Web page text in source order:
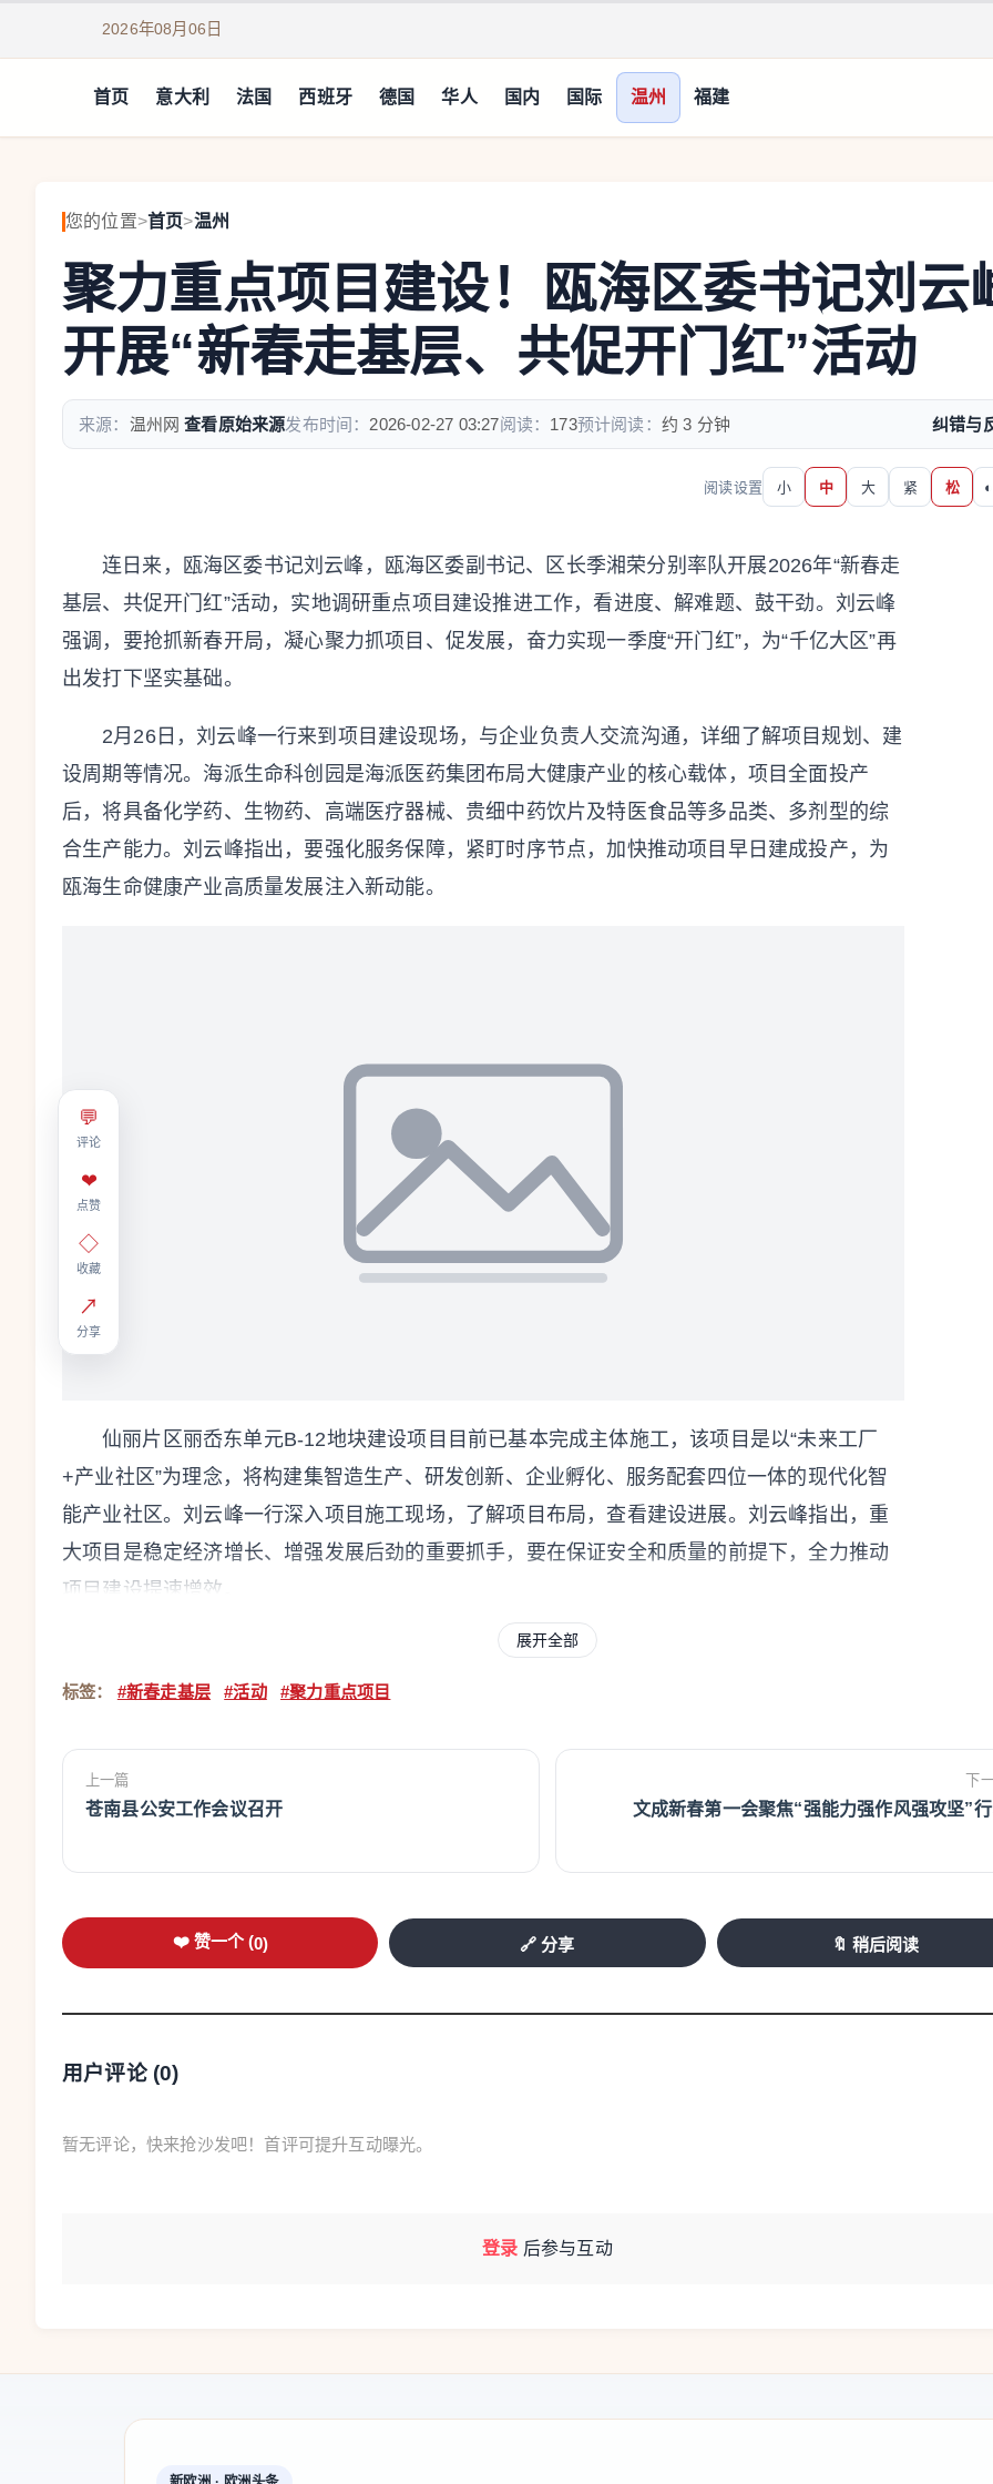
2026年08月06日
首页 意大利 法国 西班牙 德国 华人 国内 国际 温州 福建
您的位置>首页>温州
聚力重点项目建设！瓯海区委书记刘云
开展“新春走基层、共促开门红”活动
来源： 温州网 查看原始来源发布时间： 2026-02-27 03:27阅读： 173预计阅读： 约 3 分钟 纠错与
阅读设置 小 中 大 紧 松 ◐
💬
评论
❤
点赞
◇
收藏
↗
分享
连日来，瓯海区委书记刘云峰，瓯海区委副书记、区长季湘荣分别率队开展2026年“新春走
基层、共促开门红”活动，实地调研重点项目建设推进工作，看进度、解难题、鼓干劲。刘云峰
强调，要抢抓新春开局，凝心聚力抓项目、促发展，奋力实现一季度“开门红”，为“千亿大区”再
出发打下坚实基础。
2月26日，刘云峰一行来到项目建设现场，与企业负责人交流沟通，详细了解项目规划、建
设周期等情况。海派生命科创园是海派医药集团布局大健康产业的核心载体，项目全面投产
后，将具备化学药、生物药、高端医疗器械、贵细中药饮片及特医食品等多品类、多剂型的综
合生产能力。刘云峰指出，要强化服务保障，紧盯时序节点，加快推动项目早日建成投产，为
瓯海生命健康产业高质量发展注入新动能。
仙丽片区丽岙东单元B-12地块建设项目目前已基本完成主体施工，该项目是以“未来工厂
+产业社区”为理念，将构建集智造生产、研发创新、企业孵化、服务配套四位一体的现代化智
能产业社区。刘云峰一行深入项目施工现场，了解项目布局，查看建设进展。刘云峰指出，重
大项目是稳定经济增长、增强发展后劲的重要抓手，要在保证安全和质量的前提下，全力推动
项目建设提速增效。
中胤儿童时尚智造产业园由上市企业中胤集团有限公司投资建设，是集设计研发、跨境电
商、生活配套等为一体的特色综合性产业园。刘云峰与相关负责人座谈交流，详细了解产业园
抓产业发展机遇，精准发力内容生产等关键环节，将各类资源优势转化为产业发展动能，进一
步提升产业集聚力、竞争力、影响力。
展，为一季度“开门红”、“十五五”开好局提供有力支撑。
块、南白象单元F-03地块、南白象单元F-41地块、茶白片区上蔡单元C-05地块、温州市茶白片
图纸详细了解地块基本信息、规划用途等情况，现场协调解决工作推进中的难点堵点问题。
质量发展的有力举措，要以更强决心、更大力度、更实举措推进做地出让各项工作，为一季度
展开全部
标签： #新春走基层 #活动 #聚力重点项目
上一篇
苍南县公安工作会议召开
下
文成新春第一会聚焦“强能力强作风强攻坚”
❤️ 赞一个 (0) 🔗 分享 🔖 稍后阅读
用户评论 (0)
暂无评论，快来抢沙发吧！首评可提升互动曝光。
登录 后参与互动